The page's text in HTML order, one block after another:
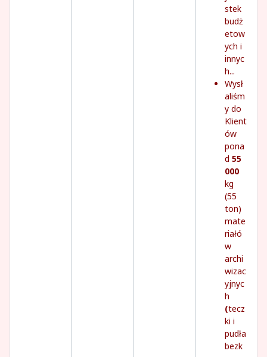
stek
budż
etow
ych i
innyc
h...
Wysł
aliśm
y do
Klient
ów
pona
d 55
000
kg
(55
ton)
mate
riałó
w
archi
wizac
yjnyc
h
(tecz
ki i
pudła
bezk